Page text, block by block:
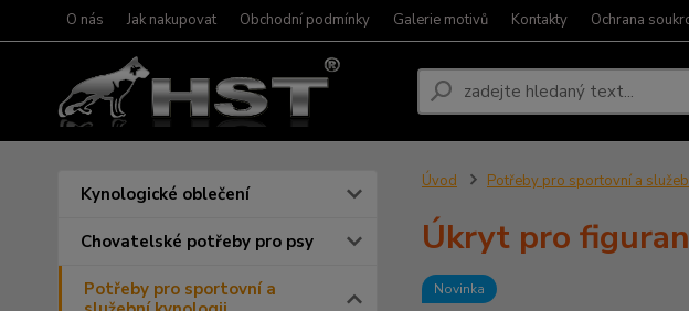
O nás Jak nakupovat Obchodní podmínky Galerie motivů Kontakty Ochrana
Kynologické oblečení
Chovatelské potřeby pro psy
Potřeby pro sportovní a
Úvod Potřeby pro sportovní a
Úkryt pro
Novinka